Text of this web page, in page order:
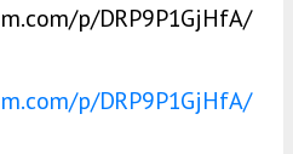
p/DRP9P1GjHfA/
p/DRP9P1GjHfA/